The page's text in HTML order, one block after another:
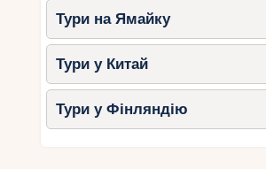
Тури на Ямайку
Тури у Китай
Тури у Фінляндію